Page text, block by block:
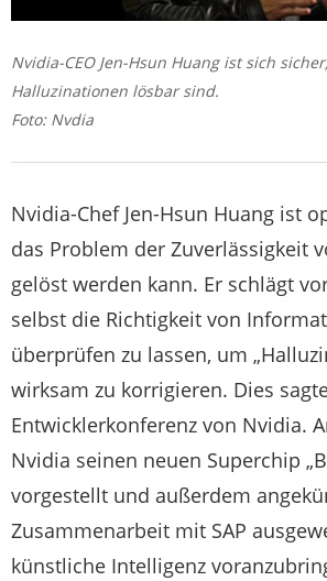
Nvidia-CEO Jen-Hsun Huang ist sich
Halluzinationen lösbar sind.
Foto: Nvdia
Nvidia-Chef Jen-Hsun Huang ist
das Problem der Zuverlässigkeit
gelöst werden kann. Er schlägt
selbst die Richtigkeit von
überprüfen zu lassen, um
wirksam zu korrigieren. Dies
Entwicklerkonferenz von Nvidia.
Nvidia seinen neuen Superchip
vorgestellt und außerdem
Zusammenarbeit mit SAP
künstliche Intelligenz